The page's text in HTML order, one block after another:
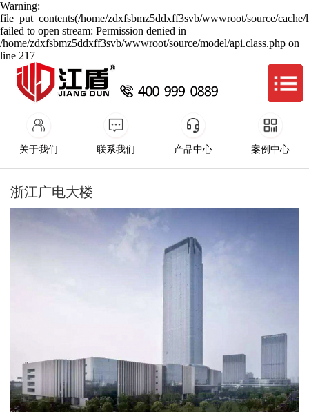
Warning:
file_put_contents(/home/zdxfsbmz5ddxff3svb/wwwroot/source/cache/
failed to open stream: Permission denied in
/home/zdxfsbmz5ddxff3svb/wwwroot/source/model/api.class.php on
line 217
关于我们 联系我们 产品中心 案例中心
浙江广电大楼